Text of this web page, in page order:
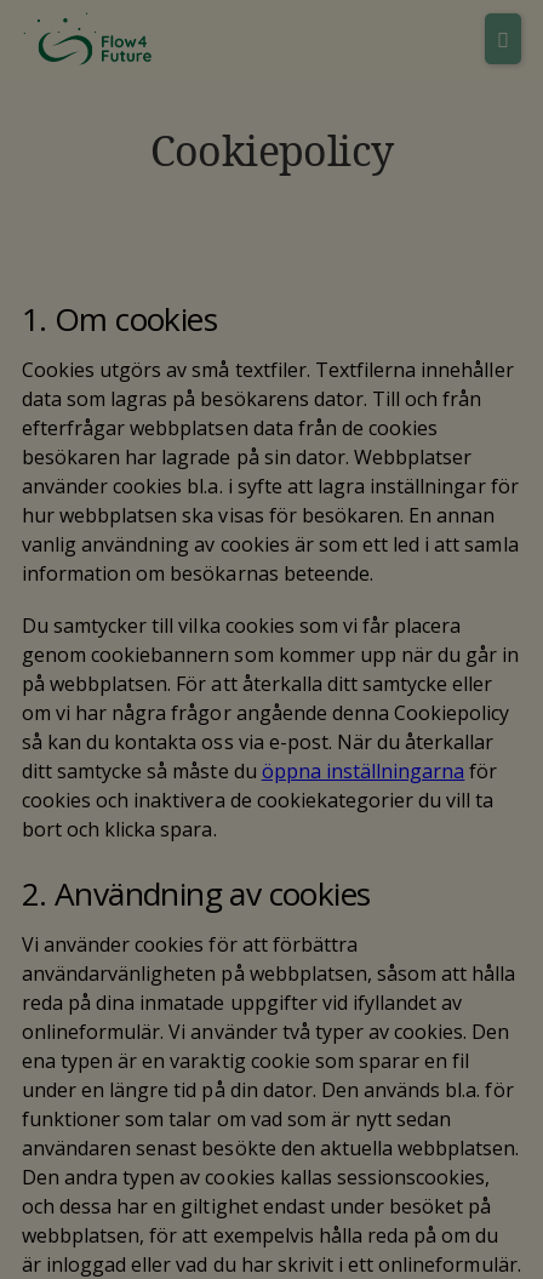
Cookiepolicy
1. Om cookies
Cookies utgörs av små textfiler. Textfilerna innehåller
data som lagras på besökarens dator. Till och från
efterfrågar webbplatsen data från de cookies
besökaren har lagrade på sin dator. Webbplatser
använder cookies bl.a. i syfte att lagra inställningar för
hur webbplatsen ska visas för besökaren. En annan
vanlig användning av cookies är som ett led i att samla
information om besökarnas beteende.
Du samtycker till vilka cookies som vi får placera
genom cookiebannern som kommer upp när du går in
på webbplatsen. För att återkalla ditt samtycke eller
om vi har några frågor angående denna Cookiepolicy
så kan du kontakta oss via e-post. När du återkallar
ditt samtycke så måste du öppna inställningarna för
cookies och inaktivera de cookiekategorier du vill ta
bort och klicka spara.
2. Användning av cookies
Vi använder cookies för att förbättra
användarvänligheten på webbplatsen, såsom att hålla
reda på dina inmatade uppgifter vid ifyllandet av
onlineformulär. Vi använder två typer av cookies. Den
ena typen är en varaktig cookie som sparar en fil
under en längre tid på din dator. Den används bl.a. för
funktioner som talar om vad som är nytt sedan
användaren senast besökte den aktuella webbplatsen.
Den andra typen av cookies kallas sessionscookies,
och dessa har en giltighet endast under besöket på
webbplatsen, för att exempelvis hålla reda på om du
är inloggad eller vad du har skrivit i ett onlineformulär.